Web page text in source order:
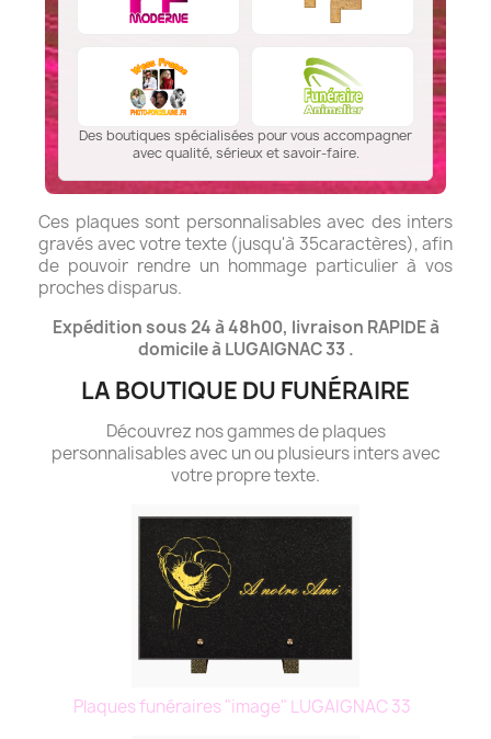
Des boutiques spécialisées pour vous accompagner
avec qualité, sérieux et savoir-faire.
Ces plaques sont personnalisables avec des inters
gravés avec votre texte (jusqu'à 35caractères), afin
de pouvoir rendre un hommage particulier à vos
proches disparus.
Expédition sous 24 à 48h00, livraison RAPIDE à
domicile à LUGAIGNAC 33 .
LA BOUTIQUE DU FUNÉRAIRE
Découvrez nos gammes de plaques
personnalisables avec un ou plusieurs inters avec
votre propre texte.
Plaques funéraires "image" LUGAIGNAC 33